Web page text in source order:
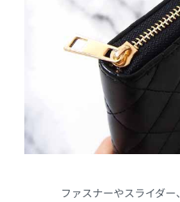
ファスナーやスライダ